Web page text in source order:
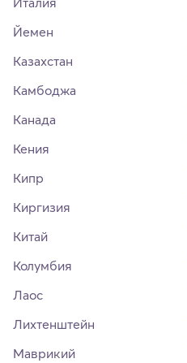
Йемен
Казахстан
Камбоджа
Канада
Кения
Кипр
Киргизия
Китай
Колумбия
Лаос
Лихтенштейн
Маврикий